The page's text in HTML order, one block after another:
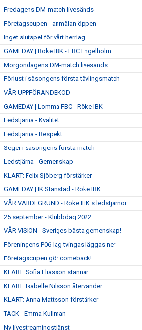
Fredagens DM-match livesänds
Företagscupen - anmälan öppen
Inget slutspel för vårt herrlag
GAMEDAY | Röke IBK - FBC Engelholm
Morgondagens DM-match livesänds
Förlust i säsongens första tävlingsmatch
VÅR UPPFÖRANDEKOD
GAMEDAY | Lomma FBC - Röke IBK
Ledstjärna - Kvalitet
Ledstjärna - Respekt
Seger i säsongens första match
Ledstjärna - Gemenskap
KLART: Felix Sjöberg förstärker
GAMEDAY | IK Stanstad - Röke IBK
VÅR VÄRDEGRUND - Röke IBK:s ledstjärnor
25 september - Klubbdag 2022
VÅR VISION - Sveriges bästa gemenskap!
Föreningens P06-lag tvingas läggas ner
Företagscupen gör comeback!
KLART: Sofia Eliasson stannar
KLART: Isabelle Nilsson återvänder
KLART: Anna Mattsson förstärker
TACK - Emma Kullman
Ny livestreamingstjänst